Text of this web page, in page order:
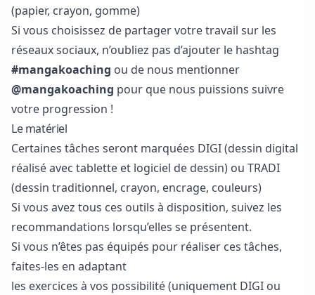
(papier, crayon, gomme)
Si vous choisissez de partager votre travail sur les
réseaux sociaux, n’oubliez pas d’ajouter le hashtag
#mangakoaching ou de nous mentionner
@mangakoaching pour que nous puissions suivre
votre progression !
Le matériel
Certaines tâches seront marquées DIGI (dessin digital
réalisé avec tablette et logiciel de dessin) ou TRADI
(dessin traditionnel, crayon, encrage, couleurs)
Si vous avez tous ces outils à disposition, suivez les
recommandations lorsqu’elles se présentent.
Si vous n’êtes pas équipés pour réaliser ces tâches,
faites-les en adaptant
les exercices à vos possibilité (uniquement DIGI ou